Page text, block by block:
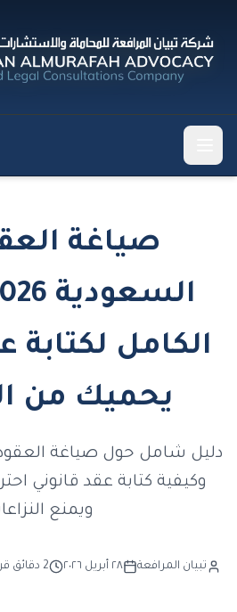
صياغة
الكامل لكتابة
يحميك من
وكيفية كتابة عقد قانوني
ويمنع
تبيان المرافعة ٢٨ أبريل ٢٠٢٦ 2 دقائق